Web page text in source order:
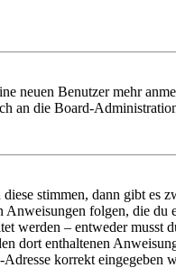
neuen Benutzer mehr
an die Board-
stimmen, dann gibt es
folgen, die
werden – entweder musst
enthaltenen
korrekt eingegeben